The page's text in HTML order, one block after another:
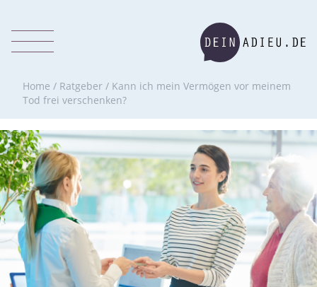
Home / Ratgeber / Kann ich mein Vermögen vor meinem
Tod frei verschenken?